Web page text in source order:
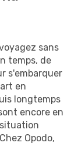
sans
temps, de
s'embarquer
en
longtemps
encore en
Opodo,